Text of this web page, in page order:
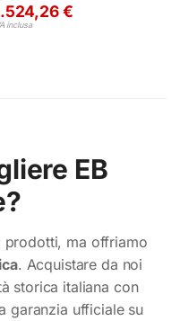
€
inclusa
EB
prodotti, ma offriamo
. Acquistare da noi
storica italiana con
garanzia ufficiale su